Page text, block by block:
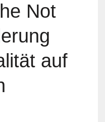
Not
auf